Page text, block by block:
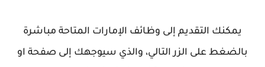
يمكنك التقديم إلى وظائف الإمارات المتاحة مباشرة
بالضغط على الزر التالي، والذي سيوجهك إلى صفحة او